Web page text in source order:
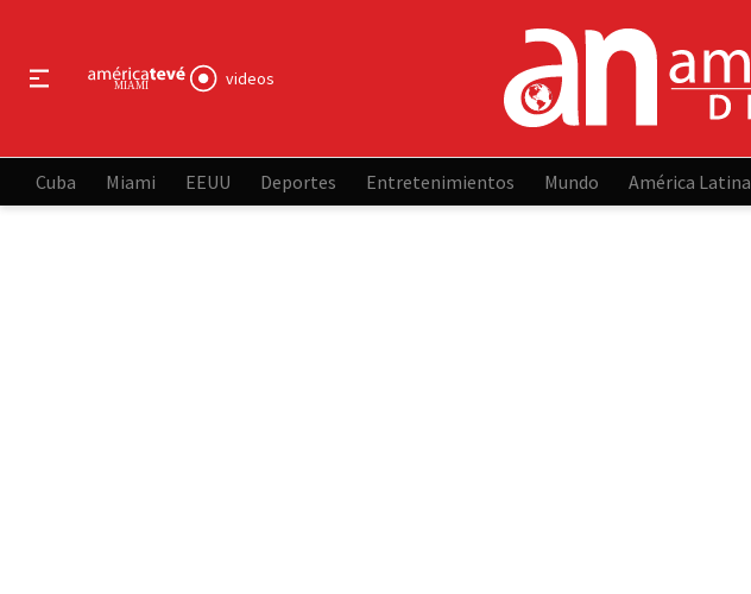
videos
Cuba Miami EEUU Deportes Entretenimientos Mundo América Latina